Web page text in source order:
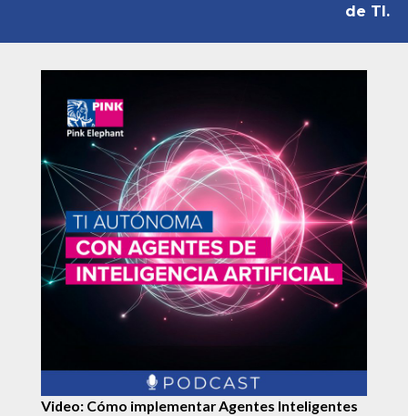
de TI.
Video: Cómo implementar Agentes Inteligentes